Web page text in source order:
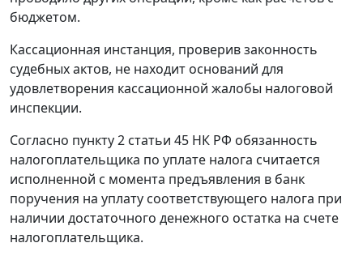
бюджетом.
Кассационная инстанция, проверив законность
судебных актов, не находит оснований для
удовлетворения кассационной жалобы налоговой
инспекции.
Согласно пункту 2 статьи 45 НК РФ обязанность
налогоплательщика по уплате налога считается
исполненной с момента предъявления в банк
поручения на уплату соответствующего налога при
наличии достаточного денежного остатка на счете
налогоплательщика.